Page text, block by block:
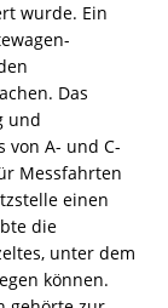
wurde. Ein
Das
und
von A- und C-
Messfahrten
einen
die
unter dem
können.